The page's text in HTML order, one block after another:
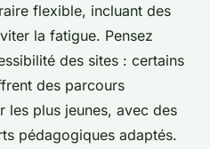
flexible, incluant des
la fatigue. Pensez
des sites : certains
des parcours
les plus jeunes, avec des
pédagogiques adaptés.